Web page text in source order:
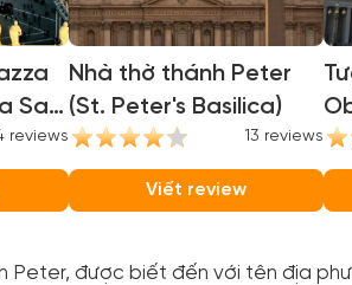
San
reviews
Nhà thờ thánh Peter
(St. Peter's Basilica)
13 reviews
Viết review
Peter, được biết đến với tên địa